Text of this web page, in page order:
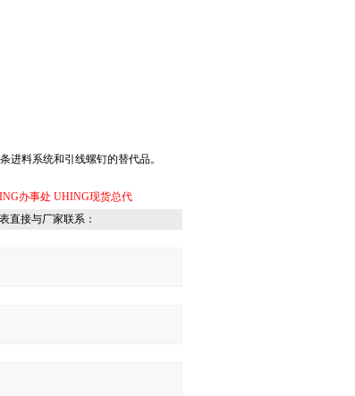
进料系统和引线螺钉的替代品。
办事处 UHING现货总代
直接与厂家联系：